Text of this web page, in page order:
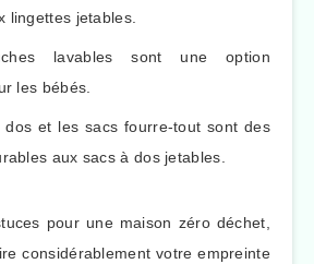
lingettes jetables.
lavables sont une option
les bébés.
dos et les sacs fourre-tout sont des
aux sacs à dos jetables.
pour une maison zéro déchet,
considérablement votre empreinte